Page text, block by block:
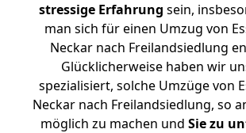
stressige Erfahrung sein,
man sich für einen Umzug von
Neckar nach Freilandsiedlung
Glücklicherweise haben wir
spezialisiert, solche Umzüge von
Neckar nach Freilandsiedlung, so
möglich zu machen und Sie zu